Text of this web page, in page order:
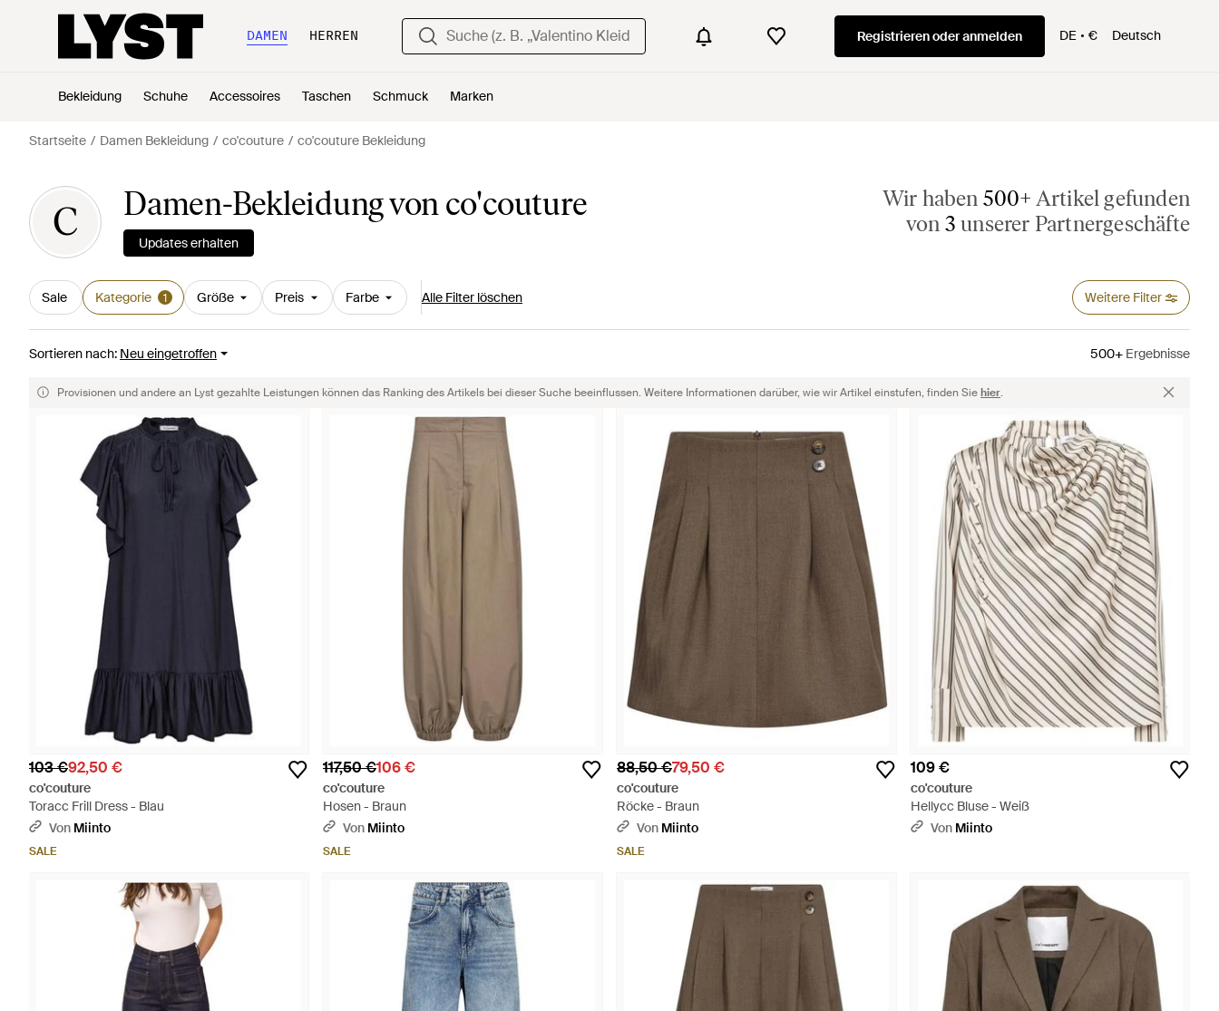
DAMEN HERREN Registrieren oder anmelden DE € Deutsch
Bekleidung Schuhe Accessoires Taschen Schmuck Marken
Startseite Damen Bekleidung co'couture co'couture Bekleidung
C Damen-Bekleidung von co'couture
Updates erhalten
Wir haben 500+ Artikel gefunden
von 3 unserer Partnergeschäfte
Sale Kategorie 1 Größe Preis Farbe Alle Filter löschen Weitere Filter
Sortieren nach: Neu eingetroffen 500+ Ergebnisse
Provisionen und andere an Lyst gezahlte Leistungen können das Ranking des Artikels bei dieser Suche beeinflussen. Weitere Informationen darüber, wie wir Artikel einstufen, finden Siehier.
103 €92,50 €
co'couture
Toracc Frill Dress - Blau
Von Miinto
SALE
117,50 €106 €
co'couture
Hosen - Braun
Von Miinto
SALE
88,50 €79,50 €
co'couture
Röcke - Braun
Von Miinto
SALE
109 €
co'couture
Hellycc Bluse - Weiß
Von Miinto